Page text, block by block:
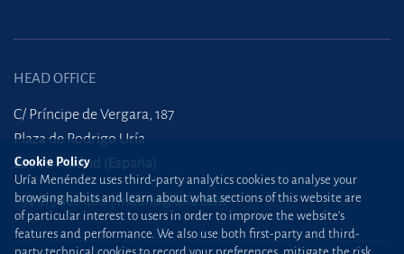
HEAD OFFICE
C/ Príncipe de Vergara, 187
Plaza de Rodrigo Uría
28002 Madrid (España)
+34 915 860 400 madrid@uria.com
Cookie Policy
Uría Menéndez uses third-party analytics cookies to analyse your
browsing habits and learn about what sections of this website are
of particular interest to users in order to improve the website’s
features and performance. We also use both first-party and third-